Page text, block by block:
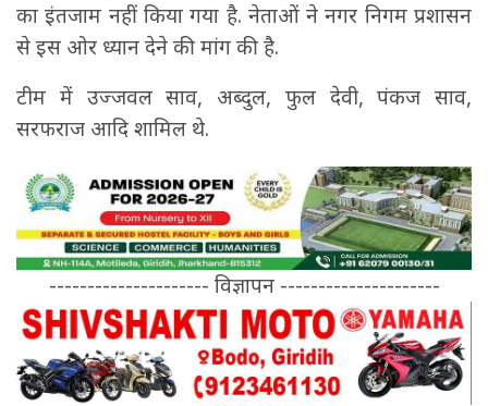
का इंतजाम नहीं किया गया है. नेताओं ने नगर निगम प्रशासन
से इस ओर ध्यान देने की मांग की है.
टीम में उज्जवल साव, अब्दुल, फुल देवी, पंकज साव,
सरफराज आदि शामिल थे.
--------------------- विज्ञापन ---------------------